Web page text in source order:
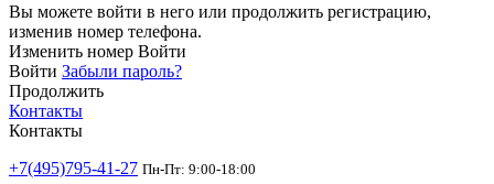
Вы можете войти в него или продолжить регистрацию,
изменив номер телефона.
Изменить номер Войти
Войти Забыли пароль?
Продолжить
Контакты
Контакты
+7(495)795-41-27 Пн-Пт: 9:00-18:00